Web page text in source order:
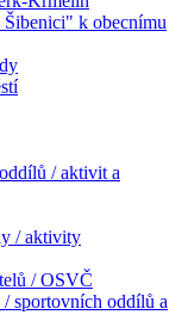
k obecnímu
/ aktivit a
/ aktivity
/ OSVČ
sportovních oddílů a